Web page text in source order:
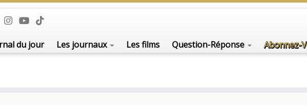
du jour Les journaux Les films Question-Réponse Abonnez-